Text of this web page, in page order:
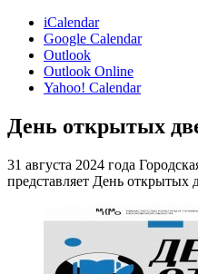
iCalendar
Google Calendar
Outlook
Outlook Online
Yahoo! Calendar
День открытых
31 августа 2024 года
представляет День открытых